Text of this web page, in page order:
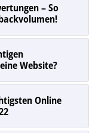
– So
Website?
Online